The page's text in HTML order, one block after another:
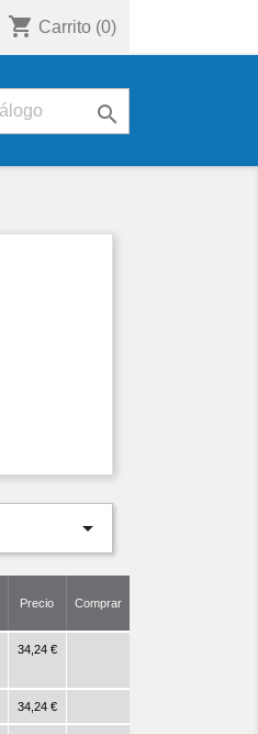
shopping_cart Carrito (0)


Precio Comprar
34,24 €
34,24 €